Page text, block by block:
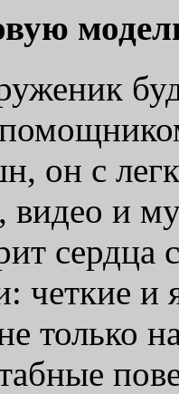
он с
видео и
четкие
только